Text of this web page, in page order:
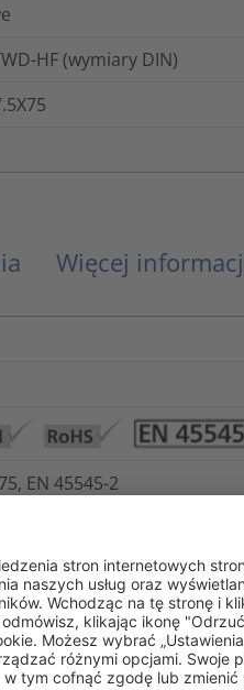
HF (wymiary DIN)
Więcej
EN 45545-2